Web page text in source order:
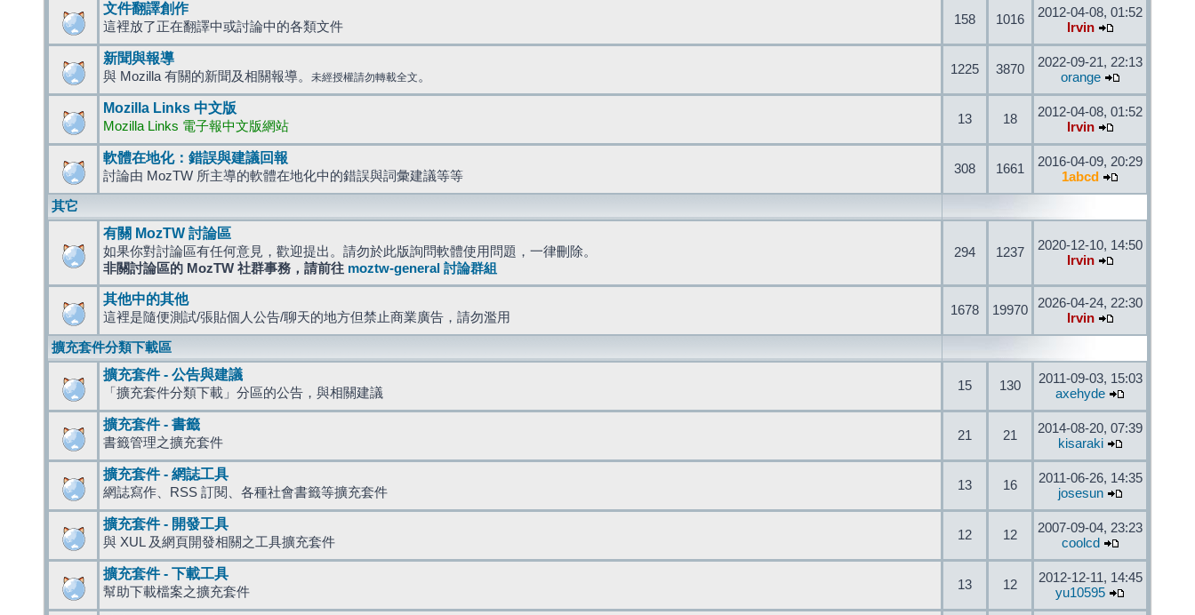
文件翻譯創作
這裡放了正在翻譯中或討論中的各類文件 158 1016
2012-04-08, 01:52
Irvin
新聞與報導
與 Mozilla 有關的新聞及相關報導。 未經授權請勿轉載全文 。 1225 3870
2022-09-21, 22:13
orange
Mozilla Links 中文版
Mozilla Links 電子報中文版網站 13 18
2012-04-08, 01:52
Irvin
軟體在地化：錯誤與建議回報
討論由 MozTW 所主導的軟體在地化中的錯誤與詞彙建議等等 308 1661
2016-04-09, 20:29
1abcd
其它
有關 MozTW 討論區
如果你對討論區有任何意見，歡迎提出。請勿於此版詢問軟體使用問題，一律刪除。
非關討論區的 MozTW 社群事務，請前往 moztw-general 討論群組
294 1237
2020-12-10, 14:50
Irvin
其他中的其他
這裡是隨便測試/張貼個人公告/聊天的地方但禁止商業廣告，請勿濫用 1678 19970
2026-04-24, 22:30
Irvin
擴充套件分類下載區
擴充套件 - 公告與建議
「擴充套件分類下載」分區的公告，與相關建議 15 130
2011-09-03, 15:03
axehyde
擴充套件 - 書籤
書籤管理之擴充套件 21 21
2014-08-20, 07:39
kisaraki
擴充套件 - 網誌工具
網誌寫作、RSS 訂閱、各種社會書籤等擴充套件 13 16
2011-06-26, 14:35
josesun
擴充套件 - 開發工具
與 XUL 及網頁開發相關之工具擴充套件 12 12
2007-09-04, 23:23
coolcd
擴充套件 - 下載工具
幫助下載檔案之擴充套件 13 12
2012-12-11, 14:45
yu10595